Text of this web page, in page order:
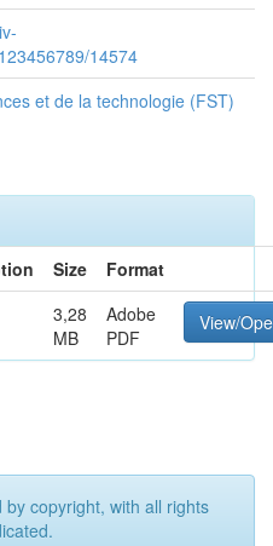
14574
et de la technologie (FST)
Size
Format
3,28
MB
Adobe
PDF
View/
copyright, with all rights